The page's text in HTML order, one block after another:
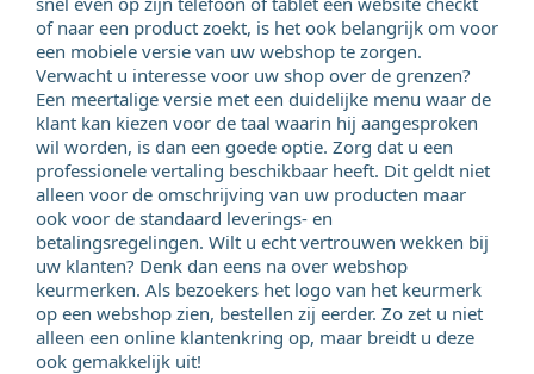
of naar een product zoekt, is het ook belangrijk om voor
een mobiele versie van uw webshop te zorgen.
Verwacht u interesse voor uw shop over de grenzen?
Een meertalige versie met een duidelijke menu waar de
klant kan kiezen voor de taal waarin hij aangesproken
wil worden, is dan een goede optie. Zorg dat u een
professionele vertaling beschikbaar heeft. Dit geldt niet
alleen voor de omschrijving van uw producten maar
ook voor de standaard leverings- en
betalingsregelingen. Wilt u echt vertrouwen wekken bij
uw klanten? Denk dan eens na over webshop
keurmerken. Als bezoekers het logo van het keurmerk
op een webshop zien, bestellen zij eerder. Zo zet u niet
alleen een online klantenkring op, maar breidt u deze
ook gemakkelijk uit!